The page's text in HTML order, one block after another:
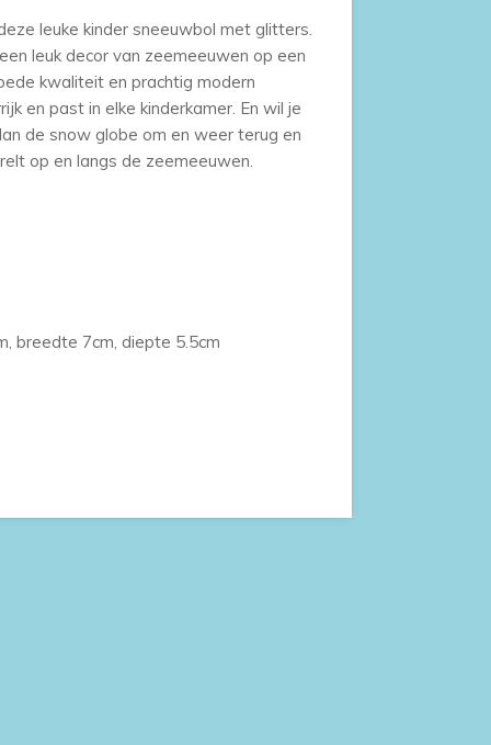
leuke kinder sneeuwbol met glitters.
leuk decor van zeemeeuwen op een
kwaliteit en prachtig modern
en past in elke kinderkamer. En wil je
de snow globe om en weer terug en
op en langs de zeemeeuwen.
breedte 7cm, diepte 5.5cm